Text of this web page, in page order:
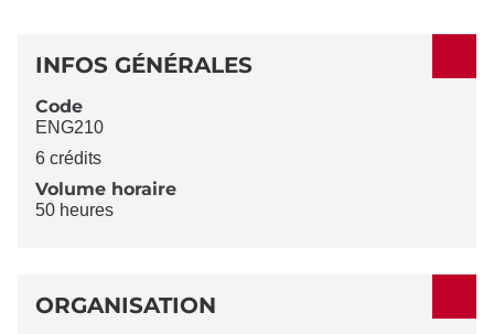
DÉTAILS
INFOS GÉNÉRALES
Code
ENG210
6 crédits
Volume horaire
50 heures
ORGANISATION